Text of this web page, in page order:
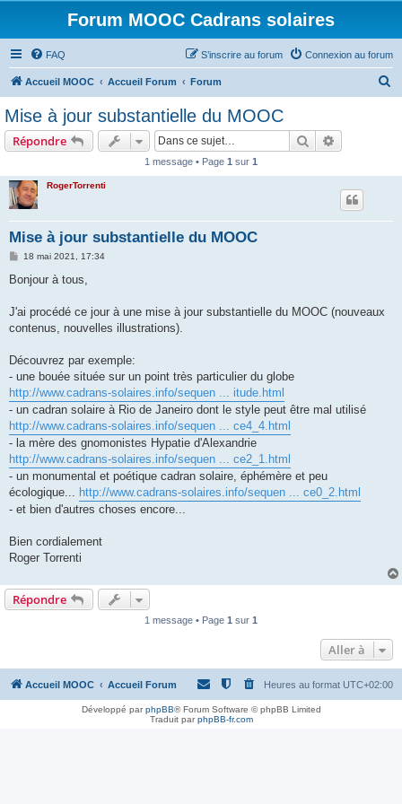
Forum MOOC Cadrans solaires
FAQ Connexion au forum
S’inscrire au forum
Accueil MOOC Accueil Forum Forum
Mise à jour substantielle du MOOC
Répondre Rechercher
1 message • Page 1 sur 1
RogerTorrenti
Mise à jour substantielle du MOOC
M
s
g
18 mai 2021, 17:34
Bonjour à tous,
J'ai procédé ce jour à une mise à jour substantielle du MOOC (nouveaux
contenus, nouvelles illustrations).
Découvrez par exemple:
- une bouée située sur un point très particulier du globe
http://www.cadrans-solaires.info/sequen ... itude.html
- un cadran solaire à Rio de Janeiro dont le style peut être mal utilisé
http://www.cadrans-solaires.info/sequen ... ce4_4.html
- la mère des gnomonistes Hypatie d'Alexandrie
http://www.cadrans-solaires.info/sequen ... ce2_1.html
- un monumental et poétique cadran solaire, éphémère et peu
écologique... http://www.cadrans-solaires.info/sequen ... ce0_2.html
- et bien d'autres choses encore...
Bien cordialement
Roger Torrenti
Répondre
1 message • Page 1 sur 1
Aller à
Accueil MOOC Accueil Forum Heures au format UTC+02:00
Développé parphpBB® Forum Software © phpBB Limited
Traduit parphpBB-fr.com